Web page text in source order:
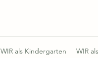
WIR als Kindergarten WIR